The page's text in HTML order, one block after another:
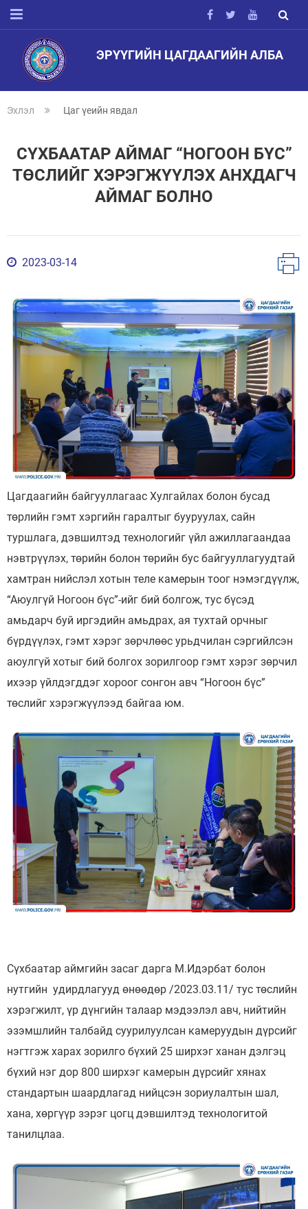
ЭРҮҮГИЙН ЦАГДААГИЙН АЛБА
Эхлэл Цаг үеийн явдал
СҮХБААТАР АЙМАГ “НОГООН БҮС”
ТӨСЛИЙГ ХЭРЭГЖҮҮЛЭХ АНХДАГЧ
АЙМАГ БОЛНО
2023-03-14
Цагдаагийн байгууллагаас Хулгайлах болон бусад
төрлийн гэмт хэргийн гаралтыг бууруулах, сайн
туршлага, дэвшилтэд технологийг үйл ажиллагаандаа
нэвтрүүлэх, төрийн болон төрийн бус байгууллагуудтай
хамтран нийслэл хотын теле камерын тоог нэмэгдүүлж,
“Аюулгүй Ногоон бүс”-ийг бий болгож, тус бүсэд
амьдарч буй иргэдийн амьдрах, ая тухтай орчныг
бүрдүүлэх, гэмт хэрэг зөрчлөөс урьдчилан сэргийлсэн
аюулгүй хотыг бий болгох зорилгоор гэмт хэрэг зөрчил
ихээр үйлдэгддэг хороог сонгон авч “Ногоон бүс”
төслийг хэрэгжүүлээд байгаа юм.
Сүхбаатар аймгийн засаг дарга М.Идэрбат болон
нутгийн удирдлагууд өнөөдөр /2023.03.11/ тус төслийн
хэрэгжилт, үр дүнгийн талаар мэдээлэл авч, нийтийн
эзэмшлийн талбайд суурилуулсан камеруудын дүрсийг
нэгтгэж харах зорилго бүхий 25 ширхэг ханан дэлгэц
бүхий нэг дор 800 ширхэг камерын дүрсийг хянах
стандартын шаардлагад нийцсэн зориулалтын шал,
хана, хөргүүр зэрэг цогц дэвшилтэд технологитой
танилцлаа.